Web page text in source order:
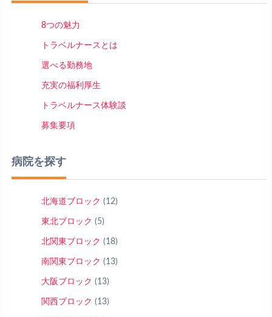
8つの魅力
トラベルナースとは
選べる勤務地
充実の福利厚生
トラベルナース体験談
募集要項
病院を探す
北海道ブロック (12)
東北ブロック (5)
北関東ブロック (18)
南関東ブロック (13)
大阪ブロック (13)
関西ブロック (13)